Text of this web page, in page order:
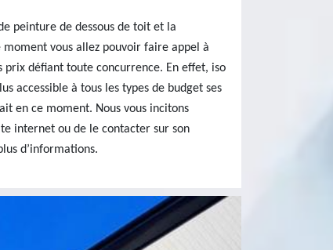
peinture de dessous de toit et la
vous allez pouvoir faire appel à
prix défiant toute concurrence. En effet, iso
accessible à tous les types de budget ses
en ce moment. Nous vous incitons
internet ou de le contacter sur son
d’informations.